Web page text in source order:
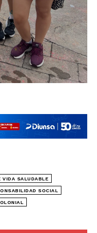
VIDA SALUDABLE
SOCIAL